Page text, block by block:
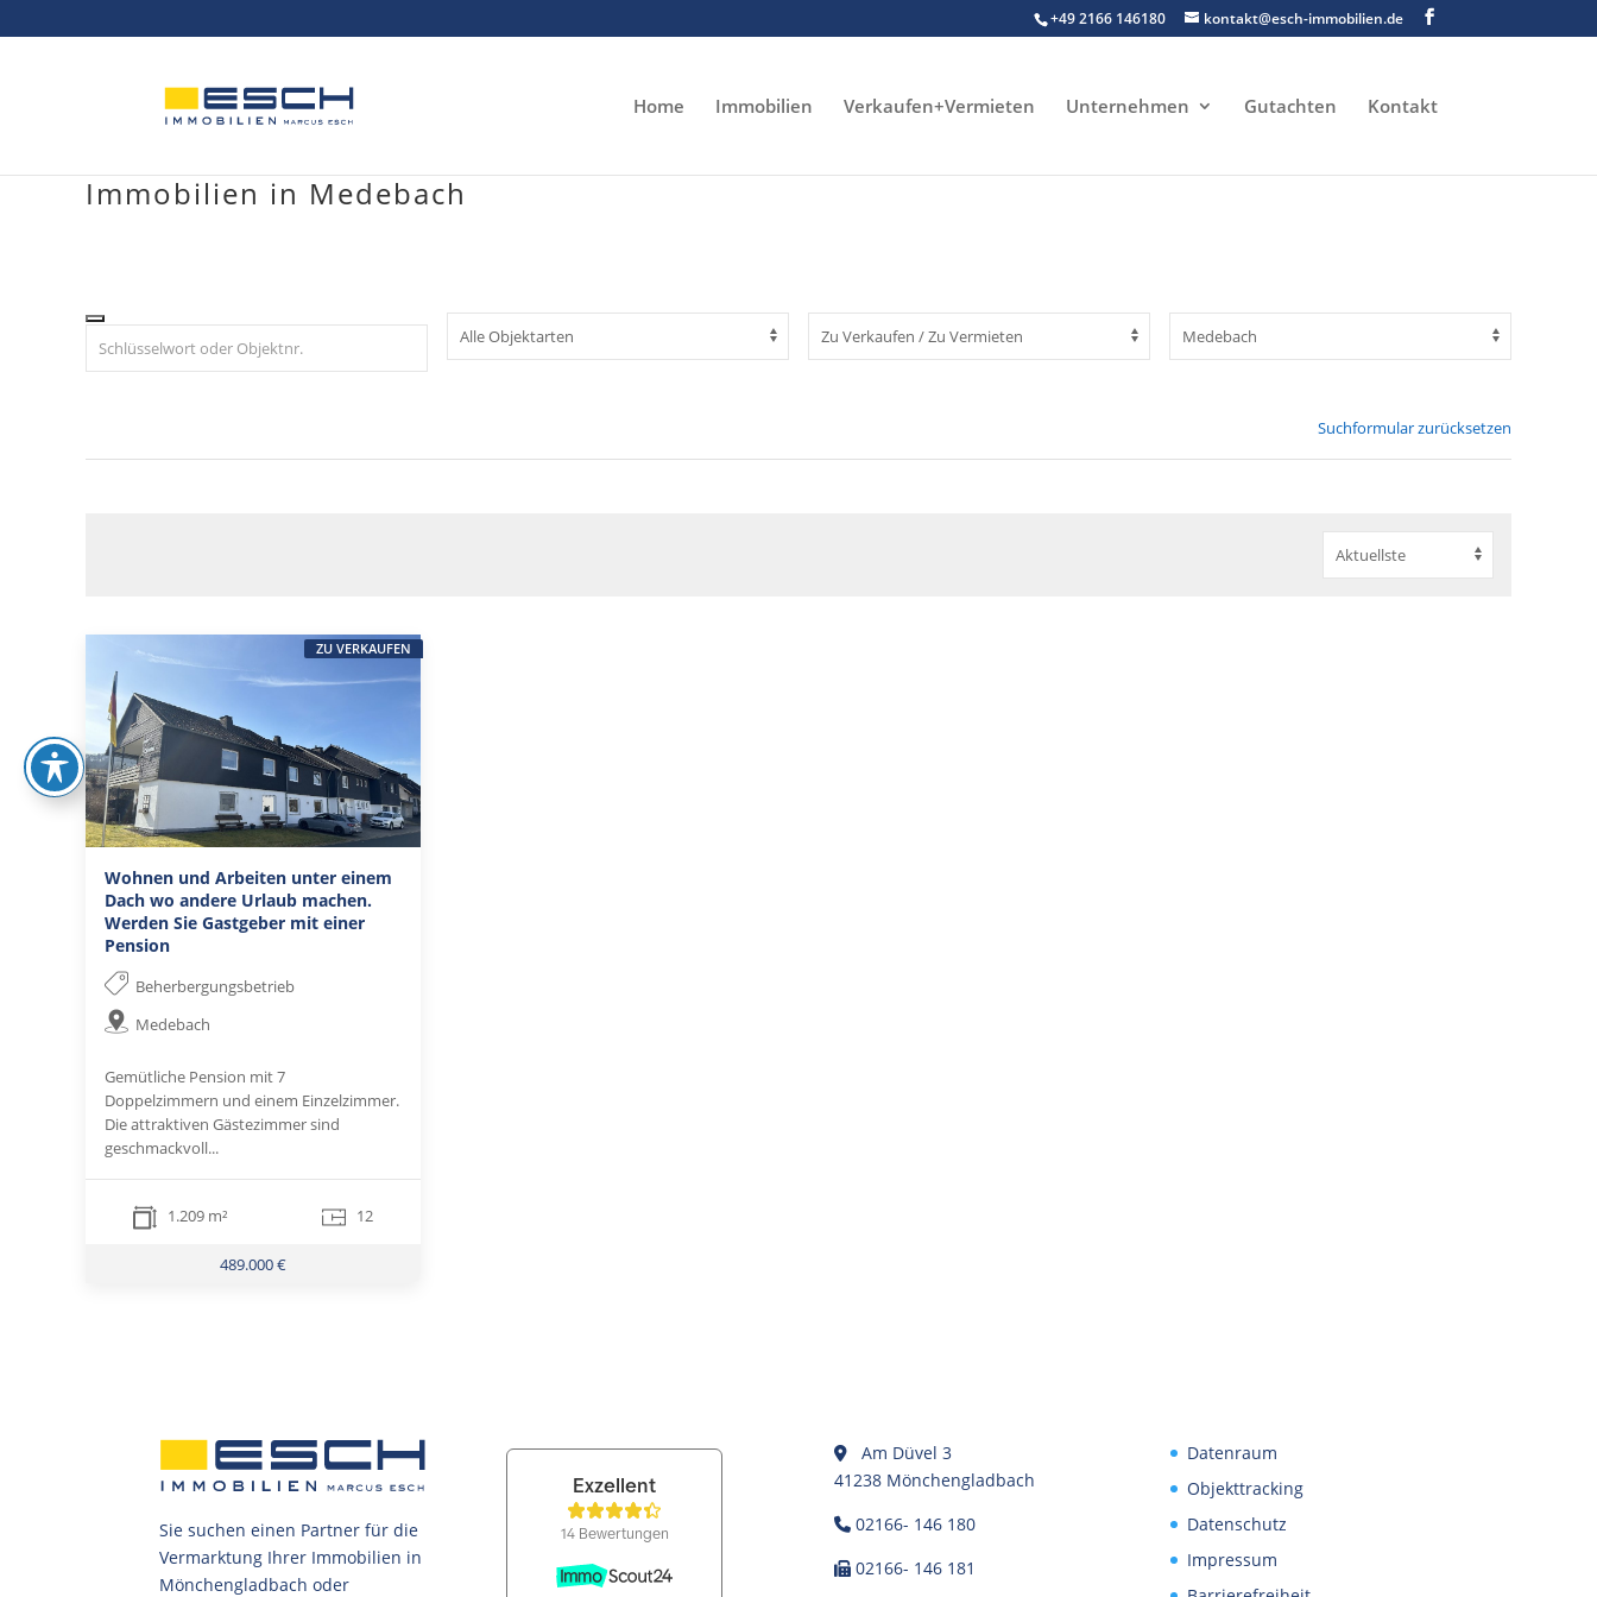
to
+49 2166 146180 kontakt@esch-immobilien.de
Home Immobilien Verkaufen+Vermieten Unternehmen Gutachten Kontakt
Immobilien in Medebach
Suchformular zurücksetzen
Wohnen und Arbeiten unter einem
Dach wo andere Urlaub machen.
Werden Sie Gastgeber mit einer
Pension
Beherbergungsbetrieb
Medebach
Gemütliche Pension mit 7
Doppelzimmern und einem Einzelzimmer.
Die attraktiven Gästezimmer sind
geschmackvoll...
1.209 m² 12
489.000 €
ZU VERKAUFEN
Sie suchen einen Partner für die
Vermarktung Ihrer Immobilien in
Mönchengladbach oder
Am Düvel 3
41238 Mönchengladbach
02166- 146 180
02166- 146 181
Datenraum
Objekttracking
Datenschutz
Impressum